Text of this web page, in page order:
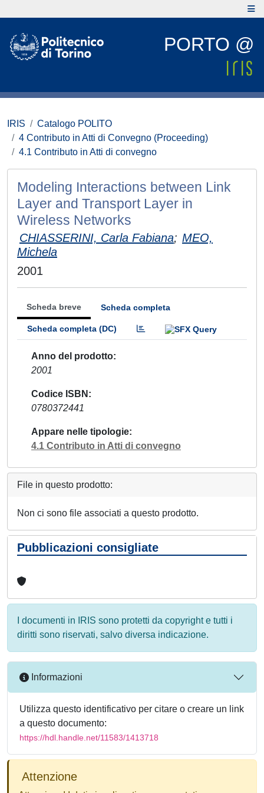
PORTO @
IRIS
Catalogo POLITO
4 Contributo in Atti di Convegno (Proceeding)
4.1 Contributo in Atti di convegno
Modeling Interactions between Link
Layer and Transport Layer in
Wireless Networks
CHIASSERINI, Carla Fabiana; MEO,
Michela
2001
Scheda breve Scheda completa
Scheda completa (DC)
Anno del prodotto
2001
Codice ISBN
0780372441
Appare nelle tipologie
4.1 Contributo in Atti di convegno
File in questo prodotto:
Non ci sono file associati a questo prodotto.
Pubblicazioni consigliate
I documenti in IRIS sono protetti da copyright e tutti i
diritti sono riservati, salvo diversa indicazione.
Informazioni
Utilizza questo identificativo per citare o creare un link
a questo documento:
https://hdl.handle.net/11583/1413718
Attenzione